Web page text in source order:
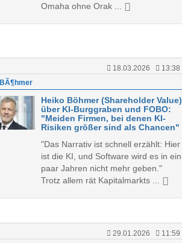
Omaha ohne Orak ...
18.03.2026
13:38
Heiko Böhmer (Shareholder Value)
über KI-Burggraben und FOBO:
"Meiden Firmen, bei denen KI-
Risiken größer sind als Chancen"
"Das Narrativ ist schnell erzählt: Hier
ist die KI, und Software wird es in ein
paar Jahren nicht mehr geben."
Trotz allem rät Kapitalmarkts ...
29.01.2026
11:59